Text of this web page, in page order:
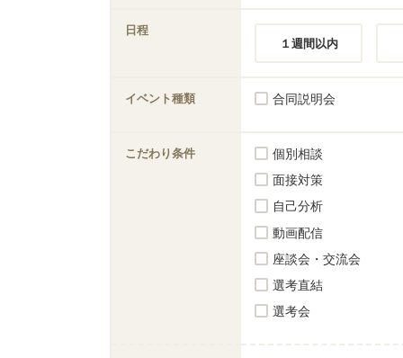
日程
１週間以内
イベント種類 合同説明会
こだわり条件 個別相談
面接対策
自己分析
動画配信
座談会・交流会
選考直結
選考会